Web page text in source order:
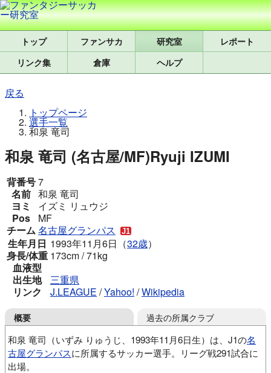
トップ 研究室
レポート
リンク集
倉庫 ヘルプ
戻る
トップページ
選手一覧
和泉 竜司
和泉 竜司 (名古屋/MF)Ryuji IZUMI
背番号7
名前 和泉 竜司
ヨミ
イズミ リュウジ
Pos
MF
チーム名古屋グランパス
生年月日 1993年11月6日（32歳）
身長/体重 173cm / 71kg
血液型
出生地
三重県
リンク
J.LEAGUE /Yahoo! /Wikipedia
概要
和泉 竜司（いずみ りゅうじ、1993年11月6日生）は、J1の名
古屋グランパスに所属するサッカー選手。リーグ戦291試合に
出場。
過去の所属クラブ